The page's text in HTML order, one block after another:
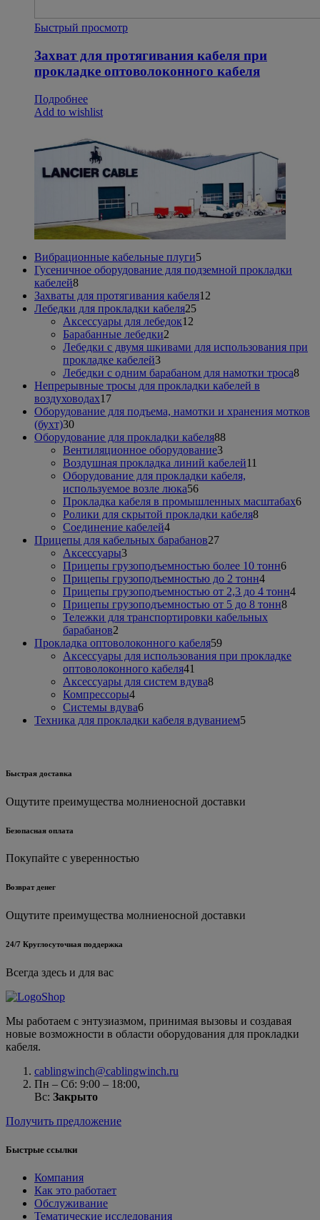
Быстрый просмотр
Захват для протягивания кабеля при
прокладке оптоволоконного кабеля
Подробнее
Add to wishlist
Вибрационные кабельные плуги55
товаров
Гусеничное оборудование для подземной прокладки
кабелей88
товаров
Захваты для протягивания кабеля12
Лебедки для прокладки кабеля2525
Аксессуары для лебедок12
Барабанные лебедки2
товара
Лебедки с двумя шкивами для использования при
прокладке кабелей33
товара
Лебедки с одним барабаном для намотки троса88
Непрерывные тросы для прокладки кабелей в
воздуховодах1717
товаров
Оборудование для подъема, намотки и хранения мотков
(бухт)3030
товаров
Оборудование для прокладки кабеля8888
Вентиляционное оборудование33
товара
Воздушная прокладка линий кабелей11
Оборудование для прокладки кабеля,
используемое возле люка5656
товаров
Прокладка кабеля в промышленных масштабах66
Ролики для скрытой прокладки кабеля88
Соединение кабелей44
товара
Прицепы для кабельных барабанов2727
Аксессуары33
товара
Прицепы грузоподъемностью более 10 тонн66
Прицепы грузоподъемностью до 2 тонн44
товара
Прицепы грузоподъемностью от 2,3 до 4 тонн44
Прицепы грузоподъемностью от 5 до 8 тонн88
Тележки для транспортировки кабельных
барабанов2
товара
Прокладка оптоволоконного кабеля5959
товаров
Аксессуары для использования при прокладке
оптоволоконного кабеля41
товар
Аксессуары для систем вдува88
Компрессоры44
товара
Системы вдува66
товаров
Техника для прокладки кабеля вдуванием55
Быстрая доставка
Ощутите преимущества молниеносной доставки
Безопасная оплата
Покупайте с уверенностью
Возврат денег
Ощутите преимущества молниеносной доставки
24/7 Круглосуточная поддержка
Всегда здесь и для вас
Мы работаем с энтузиазмом, принимая вызовы и создавая
новые возможности в области оборудования для прокладки
кабеля.
cablingwinch@cablingwinch.ru
Пн – Сб: 9:00 – 18:00,
Вс: Закрыто
Получить предложение
Быстрые ссылки
Компания
Как это работает
Обслуживание
Тематические исследования